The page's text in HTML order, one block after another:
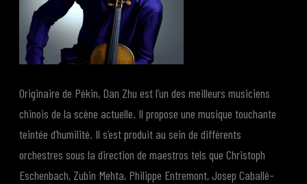
Originaire de Pékin, Dan Zhu est l’un des meilleurs musiciens
chinois de la scène actuelle. Il propose une musique touchante
teintée d’humilité. Il s’est produit au sein de différents
orchestres sous la direction de maestros tels que Christoph
Eschenbach, Zubin Mehta, Philippe Entremont, Josep Caballé-